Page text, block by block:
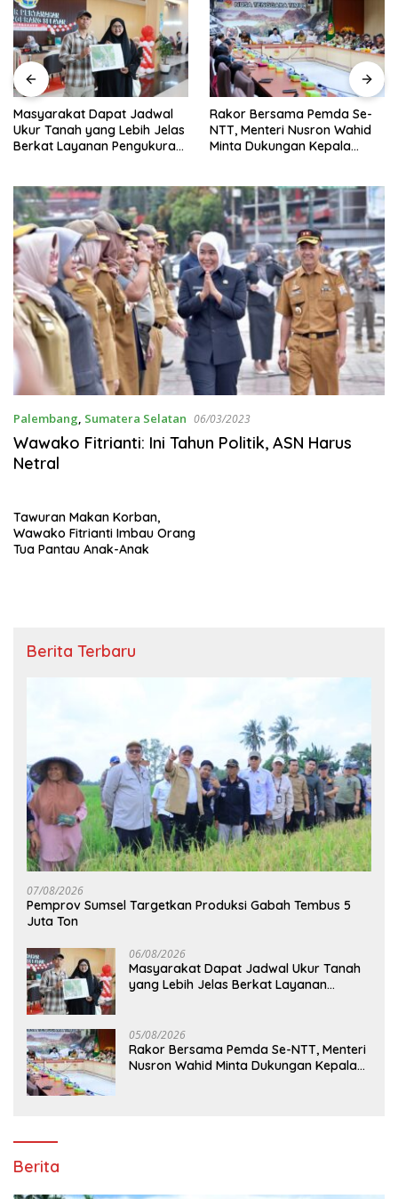
Masyarakat Dapat Jadwal
Ukur Tanah yang Lebih Jelas
Berkat Layanan Pengukuran
Rakor Bersama Pemda Se-
NTT, Menteri Nusron Wahid
Minta Dukungan Kepala
Pertanahan
Palembang, Sumatera Selatan 06/03/2023
Wawako Fitrianti: Ini Tahun Politik, ASN Harus
Netral
Tawuran Makan Korban,
Wawako Fitrianti Imbau Orang
Tua Pantau Anak-Anak
Berita Terbaru
07/08/2026
Pemprov Sumsel Targetkan Produksi Gabah Tembus 5
Juta Ton
06/08/2026
Masyarakat Dapat Jadwal Ukur Tanah
yang Lebih Jelas Berkat Layanan
05/08/2026
Rakor Bersama Pemda Se-NTT, Menteri
Nusron Wahid Minta Dukungan Kepala
Berita